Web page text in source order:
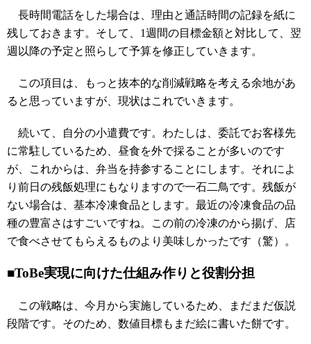
長時間電話をした場合は、理由と通話時間の記録を紙に
残しておきます。そして、1週間の目標金額と対比して、翌
週以降の予定と照らして予算を修正していきます。
この項目は、もっと抜本的な削減戦略を考える余地があ
ると思っていますが、現状はこれでいきます。
続いて、自分の小遣費です。わたしは、委託でお客様先
に常駐しているため、昼食を外で採ることが多いのです
が、これからは、弁当を持参することにします。それによ
り前日の残飯処理にもなりますので一石二鳥です。残飯が
ない場合は、基本冷凍食品とします。最近の冷凍食品の品
種の豊富さはすごいですね。この前の冷凍のから揚げ、店
で食べさせてもらえるものより美味しかったです（驚）。
■ToBe実現に向けた仕組み作りと役割分担
この戦略は、今月から実施しているため、まだまだ仮説
段階です。そのため、数値目標もまだ絵に書いた餅です。